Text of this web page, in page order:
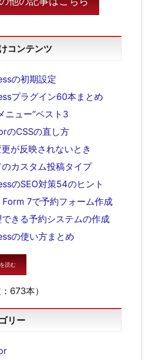
コンテンツ
の初期設定
プラグイン60本まとめ
ニュー”ベスト3
のCSSの直し方
が反映されないとき
カスタム投稿タイプ
のSEO対策54のヒント
7で予約フォーム作成
きる予約システムの作成
の使い方まとめ
読む
673本）
リー